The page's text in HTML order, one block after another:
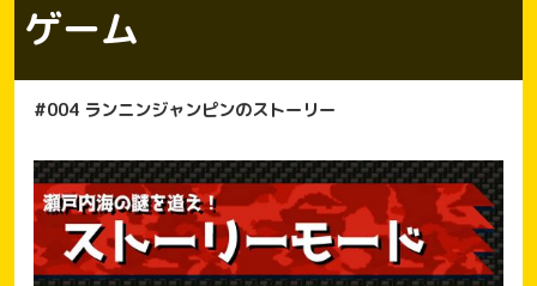
ゲーム
#004 ランニンジャンピンのストーリー